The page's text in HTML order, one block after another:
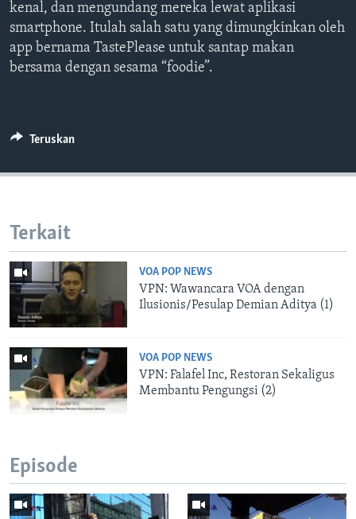
kenal, dan mengundang mereka lewat aplikasi
smartphone. Itulah salah satu yang dimungkinkan oleh
app bernama TastePlease untuk santap makan
bersama dengan sesama “foodie”.
Teruskan
Terkait
VOA POP NEWS
VPN: Wawancara VOA dengan
Ilusionis/Pesulap Demian Aditya (1)
VOA POP NEWS
VPN: Falafel Inc, Restoran Sekaligus
Membantu Pengungsi (2)
Episode